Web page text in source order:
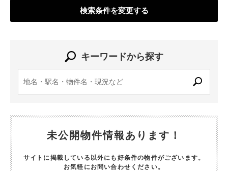
検索条件を変更する
キーワードから探す
未公開物件情報あります！
サイトに掲載している以外にも好条件の物件がございます。
お気軽にお問い合わせください。